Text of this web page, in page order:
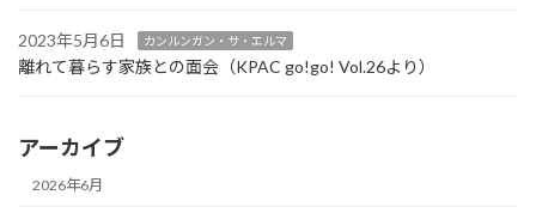
2023年5月6日 カンルンガン・サ・エルマ
離れて暮らす家族との面会（KPAC go!go! Vol.26より）
アーカイブ
2026年6月